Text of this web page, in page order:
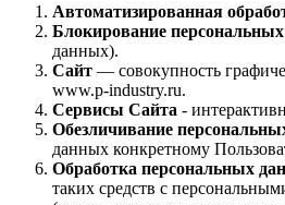
Автоматизированная
Блокирование
данных).
Сайт — совокупность
www.p-industry.ru.
Сервисы Сайта -
Обезличивание
данных конкретному
Обработка персональных
таких средств с